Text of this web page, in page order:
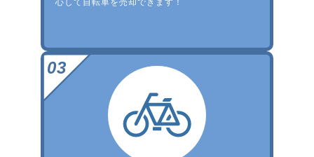
心して自転車を売却できます！